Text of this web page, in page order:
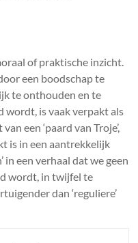
of praktische inzicht.
een boodschap te
te onthouden en te
wordt, is vaak verpakt als
een ‘paard van Troje’,
is in een aantrekkelijk
in een verhaal dat we geen
wordt, in twijfel te
dan ‘reguliere’